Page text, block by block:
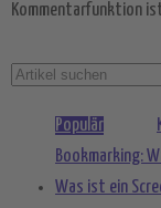
Kommentarfunktion
Populär
Bookmarking:
Was ist ein